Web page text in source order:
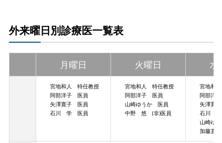
外来曜日別診療医一覧表
月曜日 火曜日 水
宮地和人 特任教授
阿部洋子 医員
矢澤寛子 医員
石川 学 医員
宮地和人 特任教授
阿部洋子 医員
山崎ゆうか 医員
中野 悠 (非)医員
宮地和
阿部洋
矢澤寛
石川
山崎ゆ
加藤直